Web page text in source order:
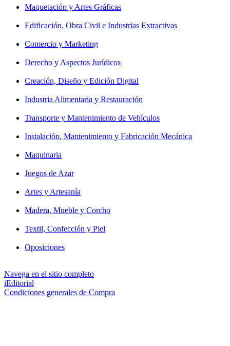
Maquetación y Artes Gráficas
Edificación, Obra Civil e Industrias Extractivas
Comercio y Marketing
Derecho y Aspectos Jurídicos
Creación, Diseño y Edición Digital
Industria Alimentaria y Restauración
Transporte y Mantenimiento de Vehículos
Instalación, Mantenimiento y Fabricación Mecánica
Maquinaria
Juegos de Azar
Artes y Artesanía
Madera, Mueble y Corcho
Textil, Confección y Piel
Oposiciones
Navega en el sitio completo
iEditorial
Condiciones generales de Compra